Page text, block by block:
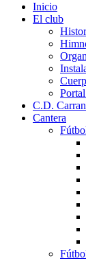
Inicio
El club
C.D.
Cantera